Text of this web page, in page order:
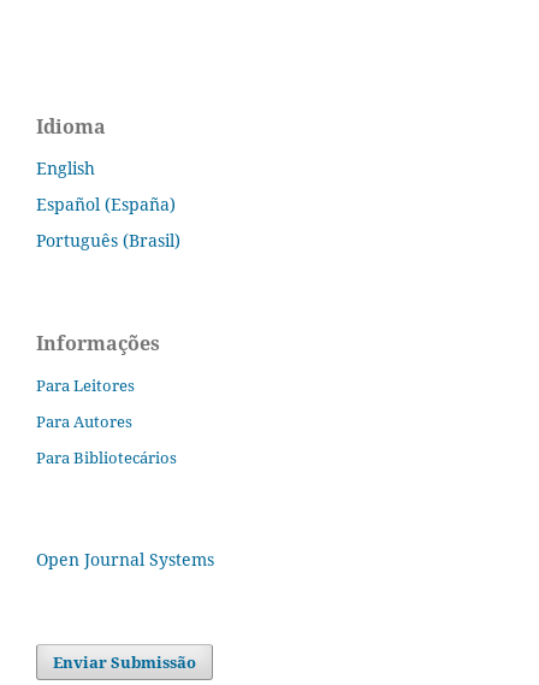
Idioma
English
Español (España)
Português (Brasil)
Informações
Para Leitores
Para Autores
Para Bibliotecários
Open Journal Systems
Enviar Submissão